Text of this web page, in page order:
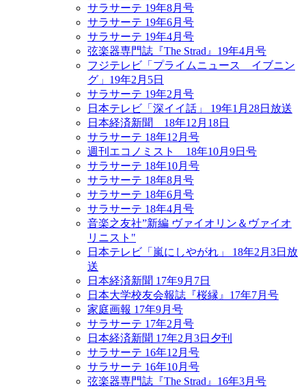
サラサーテ 19年8月号
サラサーテ 19年6月号
サラサーテ 19年4月号
弦楽器専門誌『The Strad』19年4月号
フジテレビ「プライムニュース イブニン
グ」19年2月5日
サラサーテ 19年2月号
日本テレビ「深イイ話」 19年1月28日放送
日本経済新聞 18年12月18日
サラサーテ 18年12月号
週刊エコノミスト 18年10月9日号
サラサーテ 18年10月号
サラサーテ 18年8月号
サラサーテ 18年6月号
サラサーテ 18年4月号
音楽之友社”新編 ヴァイオリン＆ヴァイオ
リニスト"
日本テレビ「嵐にしやがれ」 18年2月3日放
送
日本経済新聞 17年9月7日
日本大学校友会報誌『桜縁』17年7月号
家庭画報 17年9月号
サラサーテ 17年2月号
日本経済新聞 17年2月3日夕刊
サラサーテ 16年12月号
サラサーテ 16年10月号
弦楽器専門誌『The Strad』16年3月号